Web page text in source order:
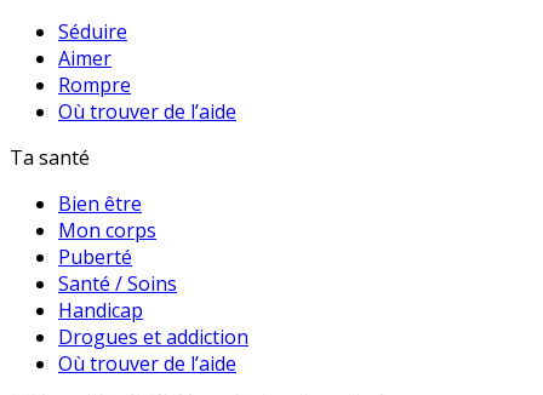
Séduire
Aimer
Rompre
Où trouver de l’aide
Ta santé
Bien être
Mon corps
Puberté
Santé / Soins
Handicap
Drogues et addiction
Où trouver de l’aide